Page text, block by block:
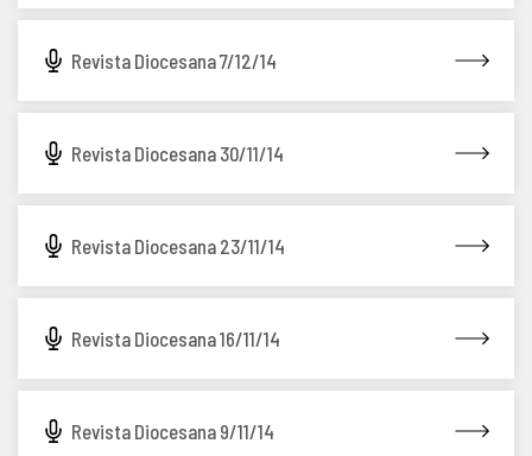
Revista Diocesana 7/12/14
Revista Diocesana 30/11/14
Revista Diocesana 23/11/14
Revista Diocesana 16/11/14
Revista Diocesana 9/11/14